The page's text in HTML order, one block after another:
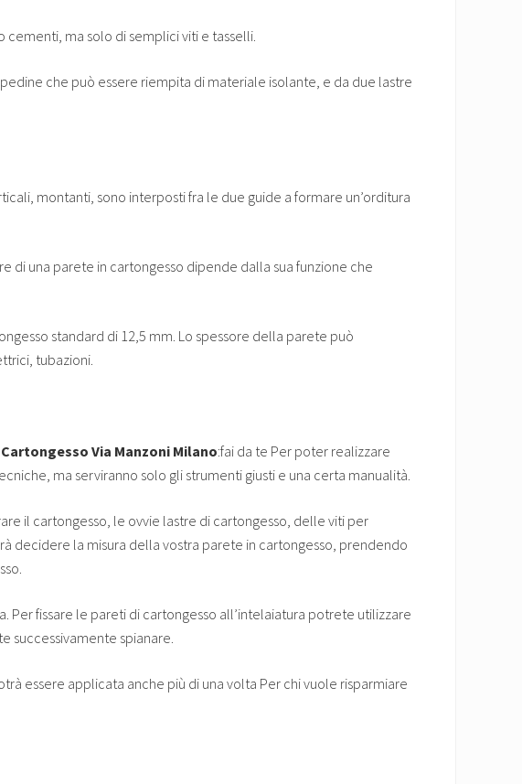
cementi, ma solo di semplici viti e tasselli.
che può essere riempita di materiale isolante, e da due lastre
montanti, sono interposti fra le due guide a formare un’orditura
di una parete in cartongesso dipende dalla sua funzione che
standard di 12,5 mm. Lo spessore della parete può
tubazioni.
Via Manzoni Milano:fai da te Per poter realizzare
ma serviranno solo gli strumenti giusti e una certa manualità.
il cartongesso, le ovvie lastre di cartongesso, delle viti per
decidere la misura della vostra parete in cartongesso, prendendo
Per fissare le pareti di cartongesso all’intelaiatura potrete utilizzare
successivamente spianare.
essere applicata anche più di una volta Per chi vuole risparmiare